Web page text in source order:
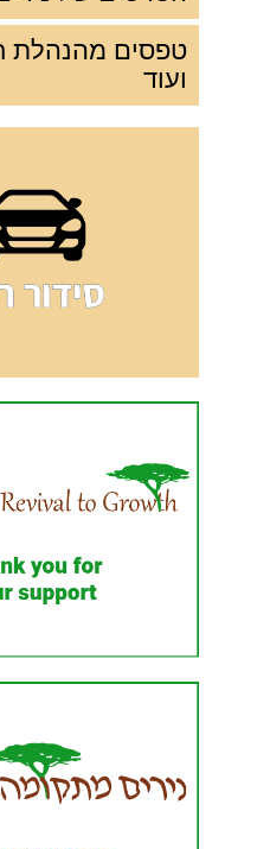
טפסים מהנהלת
ועוד